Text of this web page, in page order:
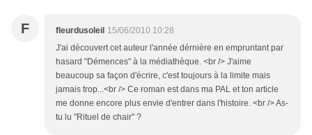
F fleurdusoleil 15/06/2010 10:28
J'ai découvert cet auteur l'année dérnière en empruntant par
hasard "Démences" à la médiathèque. <br /> J'aime
beaucoup sa façon d'écrire, c'est toujours à la limite mais
jamais trop...<br /> Ce roman est dans ma PAL et ton article
me donne encore plus envie d'entrer dans l'histoire. <br /> As-
tu lu "Rituel de chair" ?